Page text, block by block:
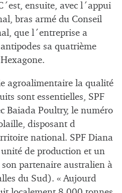
ensuite, avec l´appui
bras armé du Conseil
que l´entreprise a
sa quatrième
agroalimentaire la qualité
sont essentielles, SPF
Baiada Poultry, le numéro
disposant d
national. SPF Diana
de production et un
partenaire australien à
du Sud). « Aujourd